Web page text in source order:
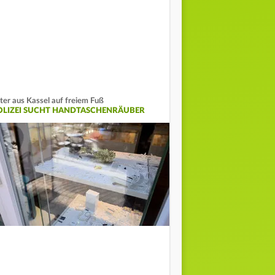
aus Kassel auf freiem Fuß
SUCHT HANDTASCHENRÄUBER